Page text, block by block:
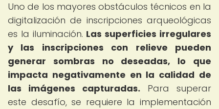
Uno de los mayores obstáculos técnicos en la
digitalización de inscripciones arqueológicas
es la iluminación. Las superficies irregulares
y las inscripciones con relieve pueden
generar sombras no deseadas, lo que
impacta negativamente en la calidad de
las imágenes capturadas. Para superar
este desafío, se requiere la implementación